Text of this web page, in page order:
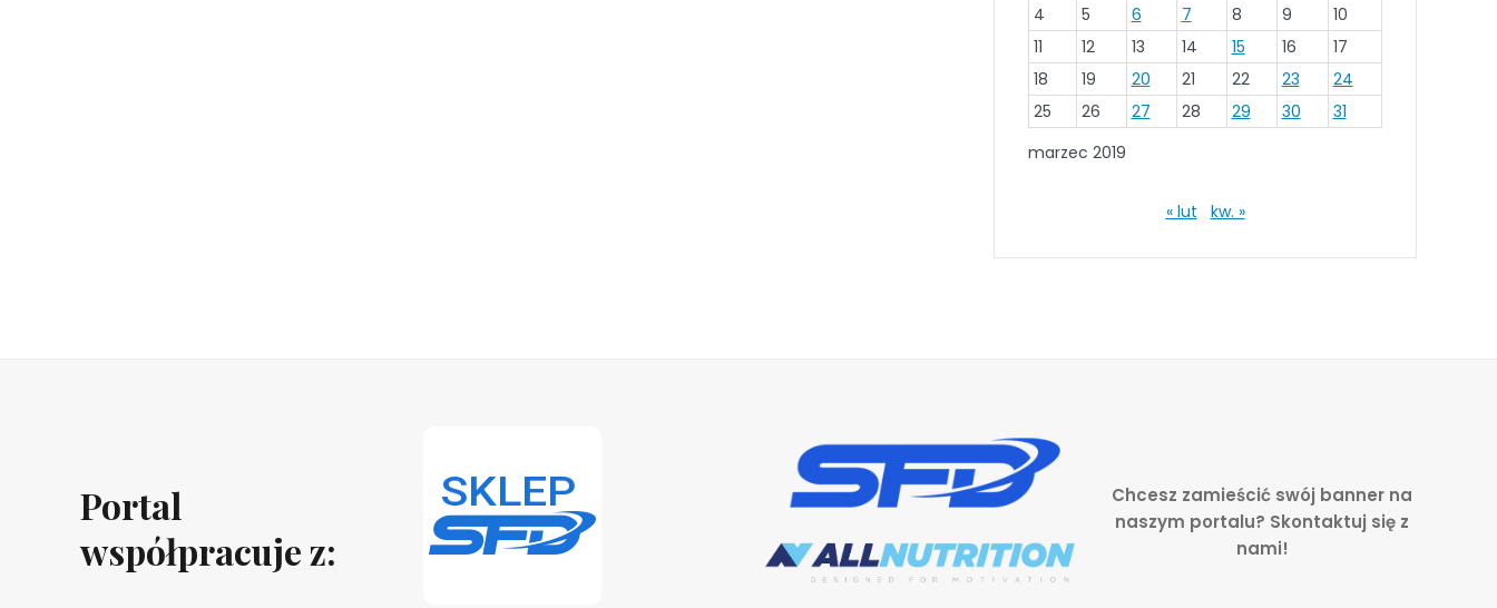
marzec 2019
4
5 6 7 8 9
10
11
12 13 14 15 16
17
18
19 20 21 22 23
24
25
26 27 28 29 30 31
« lut kw. »
Portal
współpracuje z:
Chcesz zamieścić swój banner na
naszym portalu? Skontaktuj się z
nami!